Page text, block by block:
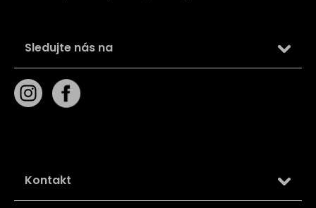
Sledujte nás na
Kontakt